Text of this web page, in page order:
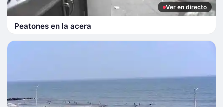
Ver en directo
Peatones en la acera